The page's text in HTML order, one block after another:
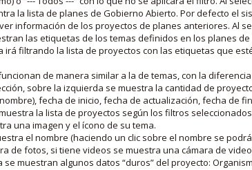
la lista de planes de Gobierno Abierto. Por defecto el
información de los proyectos de planes anteriores. Al
las etiquetas de los temas definidos en los planes
irá filtrando la lista de proyectos con las etiquetas que
de manera similar a la de temas, con la
sobre la izquierda se muestra la cantidad de
fecha de inicio, fecha de actualización, fecha de
la lista de proyectos según los filtros
una imagen y el ícono de su tema.
el nombre (haciendo un clic sobre el nombre se
de fotos, si tiene videos se muestra una cámara de
se muestran algunos datos “duros” del proyecto: